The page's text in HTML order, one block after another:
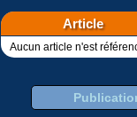
Article
Aucun article n'est